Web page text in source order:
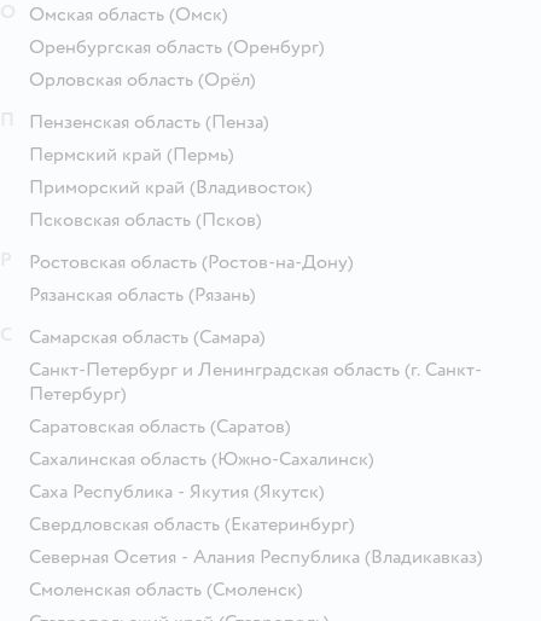
Омская область (Омск)
Оренбургская область (Оренбург)
Орловская область (Орёл)
Пензенская область (Пенза)
Пермский край (Пермь)
Приморский край (Владивосток)
Псковская область (Псков)
Ростовская область (Ростов-на-Дону)
Рязанская область (Рязань)
Самарская область (Самара)
Санкт-Петербург и Ленинградская область (г. Санкт-
Петербург)
Саратовская область (Саратов)
Сахалинская область (Южно-Сахалинск)
Саха Республика - Якутия (Якутск)
Свердловская область (Екатеринбург)
Северная Осетия - Алания Республика (Владикавказ)
Смоленская область (Смоленск)